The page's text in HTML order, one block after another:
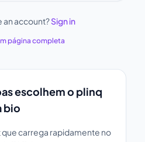
an account?Sign in
página completa
escolhem o plinq
bio
carrega rapidamente no